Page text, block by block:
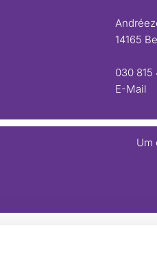
14165
030 815
E-Mail
Um